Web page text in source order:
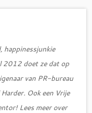
happinessjunkie
2012 doet ze dat op
van PR-bureau
Ook een Vrije
Lees meer over